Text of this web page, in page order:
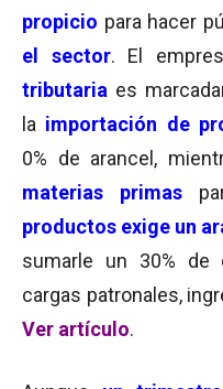
propicio para hacer
el sector. El
tributaria es
la importación de
0% de arancel,
materias primas
productos exige un
sumarle un 30% de
cargas patronales,
Ver artículo.